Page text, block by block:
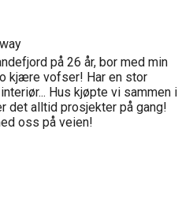
på 26 år, bor med min
kjære vofser! Har en stor
Hus kjøpte vi sammen i
det alltid prosjekter på gang!
oss på veien!